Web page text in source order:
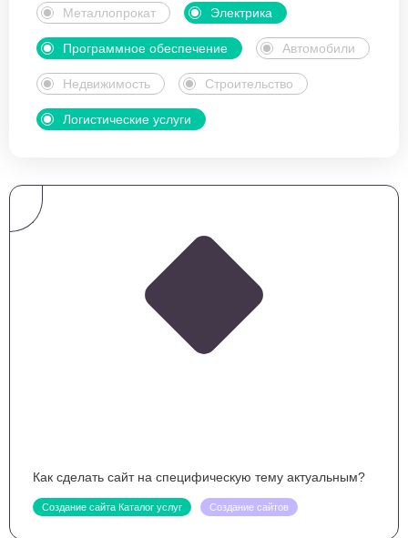
Металлопрокат Электрика
Программное обеспечение Автомобили
Недвижимость Строительство
Логистические услуги
Как сделать сайт на специфическую тему актуальным?
Создание сайта Каталог услуг Создание сайтов